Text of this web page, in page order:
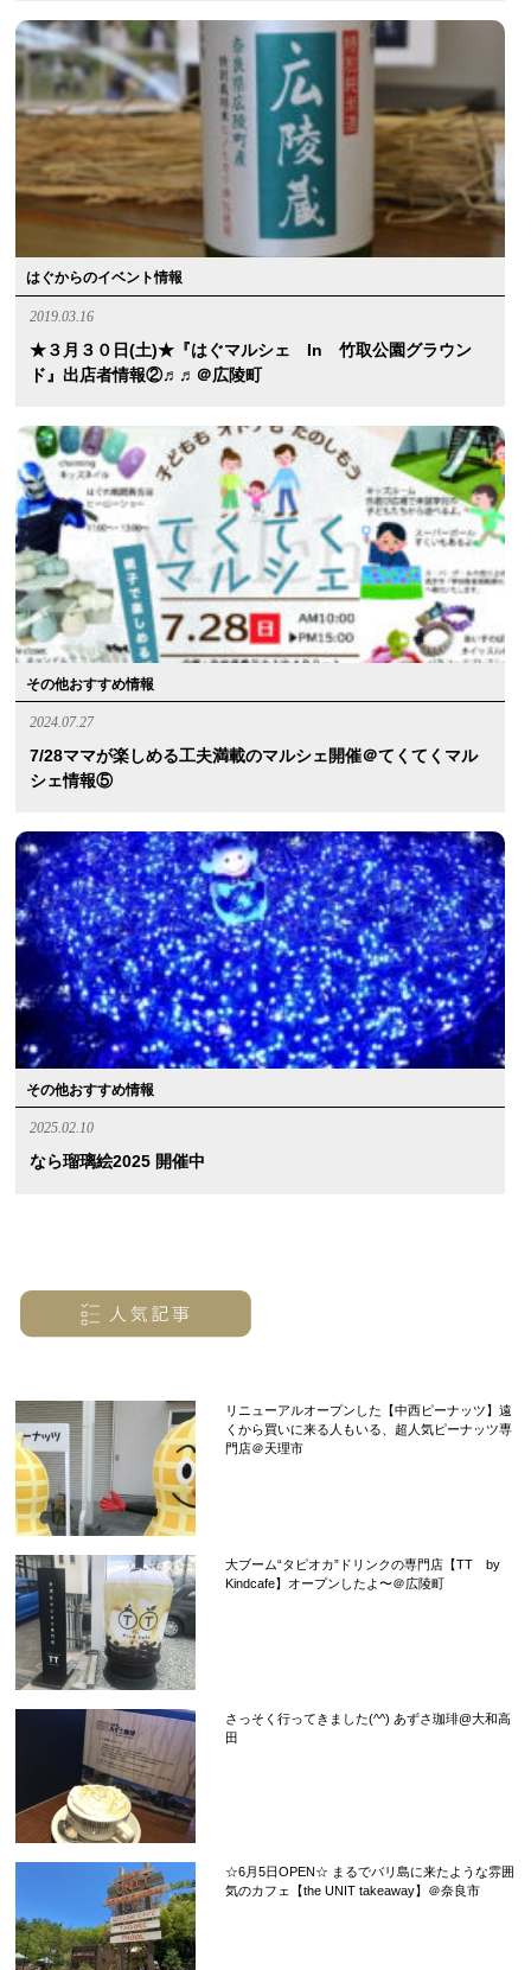
はぐからのイベント情報
2019.03.16
★３月３０日(土)★『はぐマルシェ In 竹取公園グラウン
ド』出店者情報②♬♬＠広陵町
その他おすすめ情報
2024.07.27
7/28ママが楽しめる工夫満載のマルシェ開催＠てくてくマル
シェ情報⑤
その他おすすめ情報
2025.02.10
なら瑠璃絵2025 開催中
リニューアルオープンした【中西ピーナッツ】遠
くから買いに来る人もいる、超人気ピーナッツ専
門店＠天理市
大ブーム“タピオカ”ドリンクの専門店【TT by
Kindcafe】オープンしたよ〜＠広陵町
さっそく行ってきました(^^) あずさ珈琲@大和高
田
☆6月5日OPEN☆ まるでバリ島に来たような雰囲
気のカフェ【the UNIT takeaway】＠奈良市